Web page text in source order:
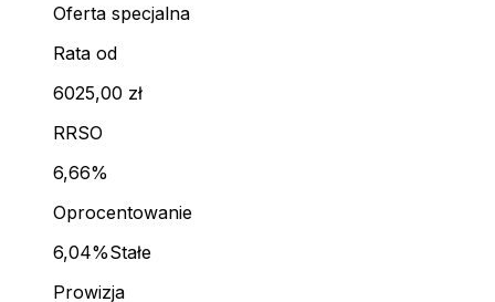
Oferta specjalna
Rata od
6025,00 zł
RRSO
6,66%
Oprocentowanie
6,04%Stałe
Prowizja